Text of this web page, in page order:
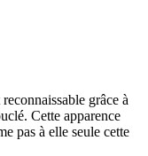
grâce à
Cette apparence
pas à elle seule cette